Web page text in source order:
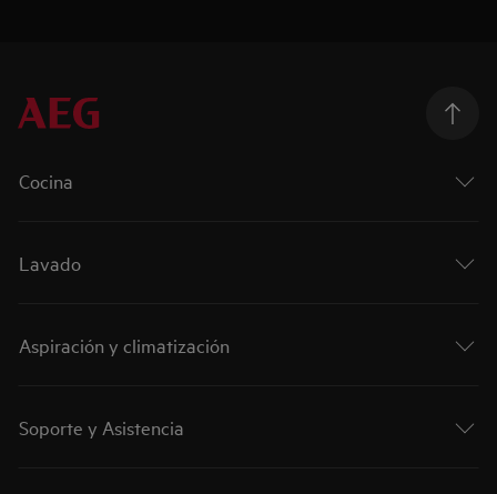
Cocina
Lavado
Aspiración y climatización
Soporte y Asistencia